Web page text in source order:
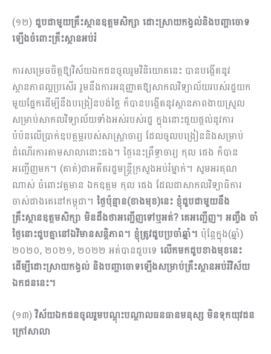
(១២) ជួបជាមួយគ្រឹះស្ថានឧត្តមសិក្សា ដោះស្រាយកង្វល់និងបញ្ហាចោទ
ឡើងចំពោះគ្រឹះស្ថានអប់រំ
ការសម្រេចចិត្តឱ្យវិស័យឯកជនចូលរួមវិនិយោគនេះ បានបង្កើតនូវ
ស្ថានភាពល្អប្រសើរ រួមនឹងការអនុញ្ញាតឱ្យសាកលវិទ្យាល័យរបស់រដ្ឋយក
មួយផ្នែកដើម្បីនឹងបង្រៀនបង់ថ្លៃ ក៏បានបង្កើតនូវស្ថានភាពងាយស្រួល
សម្រាប់សាកលវិទ្យាល័យទាំងអស់របស់រដ្ឋ ក្នុងនោះជួយផ្តល់នូវការ
បំប៉នលើប្រាក់ឧបត្ថម្ភរបស់សាស្ត្រាចារ្យ ដែលចូលបង្រៀននិងសម្រាប់
ដំណើរការតាមសាលានោះផង។ ថ្ងៃនេះព្រឹទ្ធាចារ្យ កុល ផេង ក៏បាន
អញ្ជើញមក។ (គាត់)ជាអតីតរដ្ឋមន្ត្រីក្រសួងអប់រំម្នាក់។ សូមអរគុណ
ណាស់ ចំពោះវត្តមាន ឯកឧត្តម កុល ផេង ដែលជាសាកលវិទ្យាធិការ
ចាស់ជាងគេនៅកម្ពុជា។ ថ្ងៃប៉ុន្មាន(ខាងមុខ)នេះ ខ្ញុំជួបជាមួយនឹង
គ្រឹះស្ថានឧត្តមសិក្សា មិនដឹងថាអញ្ជើញទៅឬអត់? គេអញ្ជើញ។ អញ្ចឹង ចាំ
ថ្ងៃនោះជួបគ្នានៅឯវិមានសន្តិភាព។ ខ្ញុំត្រូវជួបប្រចាំឆ្នាំ។ ប៉ុន្តែក្នុង(ឆ្នាំ)
២០២០, ២០២១, ២០២២ អត់បានជួបទេ លើកមកជួបខាងមុខនេះ
ដើម្បីដោះស្រាយកង្វល់ និងបញ្ហាចោទឡើងសម្រាប់គ្រឹះស្ថានអប់រំវិស័យ
ឯកជននេះ។
(១៣)វិស័យឯកជនចូលរួម​បណ្តុះបណ្តាលធនធានមនុស្ស មិនទុកយុវជន
ក្រៅសាលា